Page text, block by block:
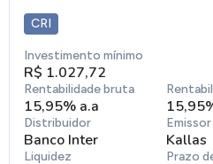
CRI
Investimento mínimo
R$ 1.027,72
Rentabilidade bruta
15,95% a.a
Distribuidor
Banco Inter
Emissor
Kallas
Liquidez Prazo